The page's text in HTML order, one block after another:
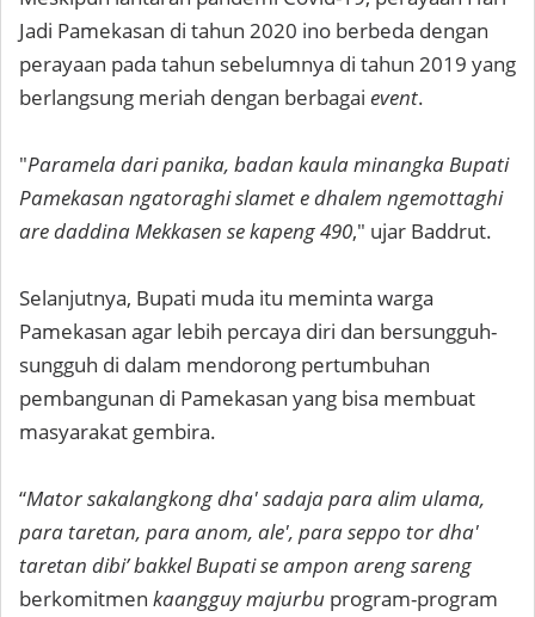
Jadi Pamekasan di tahun 2020 ino berbeda dengan
perayaan pada tahun sebelumnya di tahun 2019 yang
berlangsung meriah dengan berbagai event.
"Paramela dari panika, badan kaula minangka Bupati
Pamekasan ngatoraghi slamet e dhalem ngemottaghi
are daddina Mekkasen se kapeng 490," ujar Baddrut.
Selanjutnya, Bupati muda itu meminta warga
Pamekasan agar lebih percaya diri dan bersungguh-
sungguh di dalam mendorong pertumbuhan
pembangunan di Pamekasan yang bisa membuat
masyarakat gembira.
“Mator sakalangkong dha' sadaja para alim ulama,
para taretan, para anom, ale', para seppo tor dha'
taretan dibi’ bakkel Bupati se ampon areng sareng
berkomitmen kaangguy majurbu program-program